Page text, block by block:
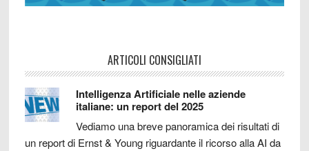
ARTICOLI CONSIGLIATI
Intelligenza Artificiale nelle aziende
italiane: un report del 2025
Vediamo una breve panoramica dei risultati di
un report di Ernst & Young riguardante il ricorso alla AI da